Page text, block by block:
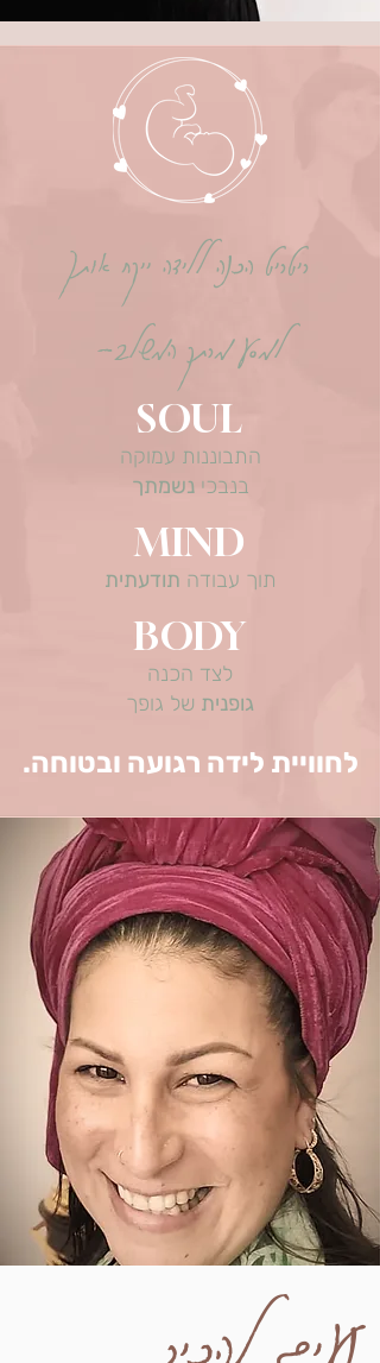
ריטריט הכנה ללידה ייקח אותך
למסע מרתק המשלב-
SOUL
התבוננות עמוקה
בנבכינשמתך
MIND
תוך עבודה תודעתית
BODY
לצד הכנה
גופנית של גופך
לחוויית לידה רגועה ובטוחה.
נעים להכיר